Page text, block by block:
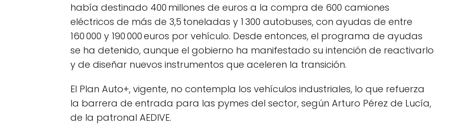
había destinado 400 millones de euros a la compra de 600 camiones
eléctricos de más de 3,5 toneladas y 1 300 autobuses, con ayudas de entre
160 000 y 190 000 euros por vehículo. Desde entonces, el programa de ayudas
se ha detenido, aunque el gobierno ha manifestado su intención de reactivarlo
y de diseñar nuevos instrumentos que aceleren la transición.
El Plan Auto+, vigente, no contempla los vehículos industriales, lo que refuerza
la barrera de entrada para las pymes del sector, según Arturo Pérez de Lucía,
de la patronal AEDIVE.